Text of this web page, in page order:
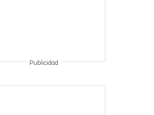
Publicidad